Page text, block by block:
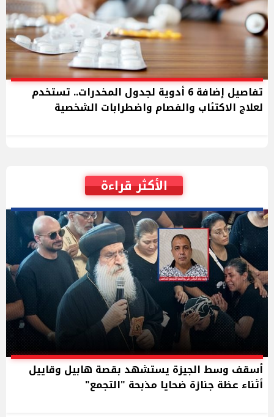
تفاصيل إضافة 6 أدوية لجدول المخدرات.. تستخدم
لعلاج الاكتئاب والفصام واضطرابات الشخصية
الأكثر قراءة
أسقف وسط الجيزة يستشهد بقصة هابيل وقاييل
أثناء عظة جنازة ضحايا مذبحة "التجمع"